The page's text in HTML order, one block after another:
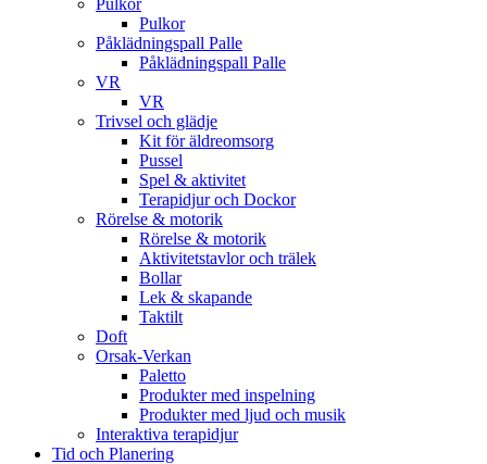
Pulkor
Påklädningspall Palle
Påklädningspall Palle
VR
VR
Trivsel och glädje
Kit för äldreomsorg
Pussel
Spel & aktivitet
Terapidjur och Dockor
Rörelse & motorik
Rörelse & motorik
Aktivitetstavlor och trälek
Bollar
Lek & skapande
Taktilt
Doft
Orsak-Verkan
Paletto
Produkter med inspelning
Produkter med ljud och musik
Interaktiva terapidjur
Tid och Planering